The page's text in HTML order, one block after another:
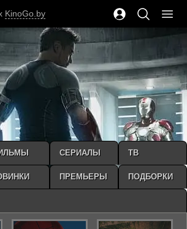
KinoGo.by
СЕРИАЛЫ ТВ
ПРЕМЬЕРЫ ПОДБОРКИ